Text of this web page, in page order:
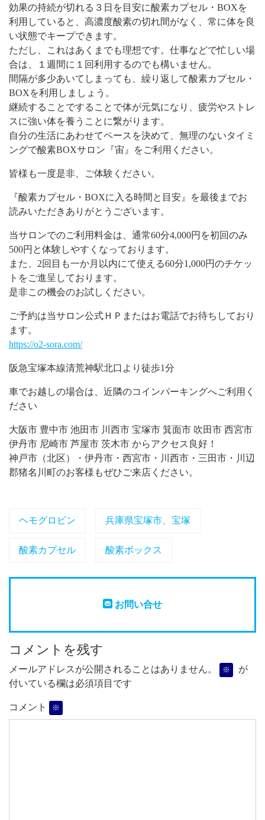
効果の持続が切れる３日を目安に酸素カプセル・BOXを
利用していると、高濃度酸素の切れ間がなく、常に体を良
い状態でキープできます。
ただし、これはあくまでも理想です。仕事などで忙しい場
合は、１週間に１回利用するのでも構いません。
間隔が多少あいてしまっても、繰り返して酸素カプセル・
BOXを利用しましょう。
継続することですることで体が元気になり、疲労やストレ
スに強い体を養うことに繋がります。
自分の生活にあわせてペースを決めて、無理のないタイミ
ングで酸素BOXサロン『宙』をご利用ください。
皆様も一度是非、ご体験ください。
『酸素カプセル・BOXに入る時間と目安』を最後までお
読みいただきありがとうございます。
当サロンでのご利用料金は、通常60分4,000円を初回のみ
500円と体験しやすくなっております。
また、2回目も一か月以内にて使える60分1,000円のチケッ
トをご進呈しております。
是非この機会のお試しください。
ご予約は当サロン公式ＨＰまたはお電話でお待ちしており
ます。
https://o2-sora.com/
阪急宝塚本線清荒神駅北口より徒歩1分
車でお越しの場合は、近隣のコインパーキングへご利用く
ださい
大阪市 豊中市 池田市 川西市 宝塚市 箕面市 吹田市 西宮市
伊丹市 尼崎市 芦屋市 茨木市 からアクセス良好！
神戸市（北区）・伊丹市・西宮市・川西市・三田市・川辺
郡猪名川町のお客様もぜひご来店ください。
ヘモグロビン 兵庫県宝塚市、宝塚
酸素カプセル 酸素ボックス
お問い合せ
コメントを残す
メールアドレスが公開されることはありません。 ※
が
付いている欄は必須項目です
コメント ※